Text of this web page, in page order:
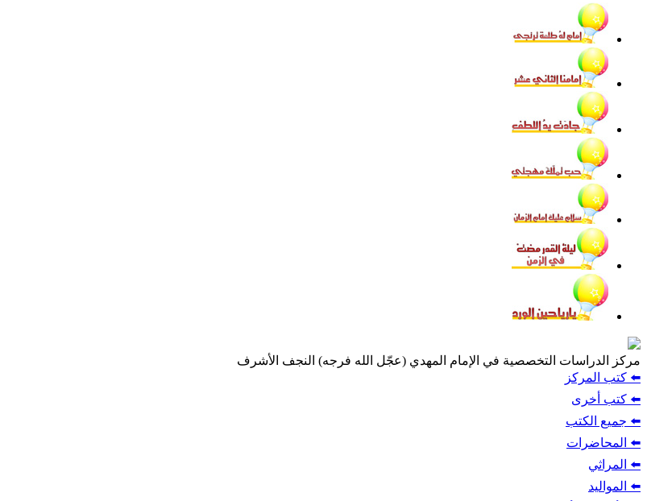
مركز الدراسات التخصصية في الإمام المهدي (عجّل الله فرجه) النجف الأشرف
⬅️ كتب المركز
⬅️ كتب أخرى
⬅️ جميع الكتب
⬅️ المحاضرات
⬅️ المراثي
⬅️ المواليد